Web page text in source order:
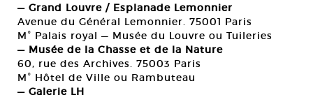
— Grand Louvre / Esplanade Lemonnier
Avenue du Général Lemonnier. 75001 Paris
M° Palais royal — Musée du Louvre ou Tuileries
— Musée de la Chasse et de la Nature
60, rue des Archives. 75003 Paris
M° Hôtel de Ville ou Rambuteau
— Galerie LH